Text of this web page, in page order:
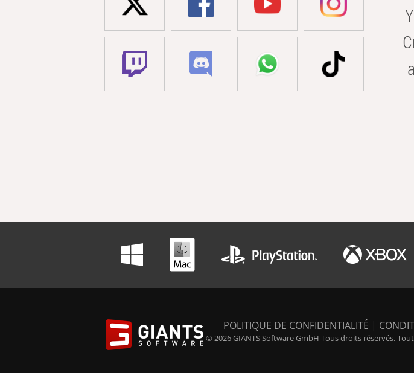
POLITIQUE DE CONFIDENTIALITÉ |
© 2026 GIANTS Software GmbH Tous droits réservés.